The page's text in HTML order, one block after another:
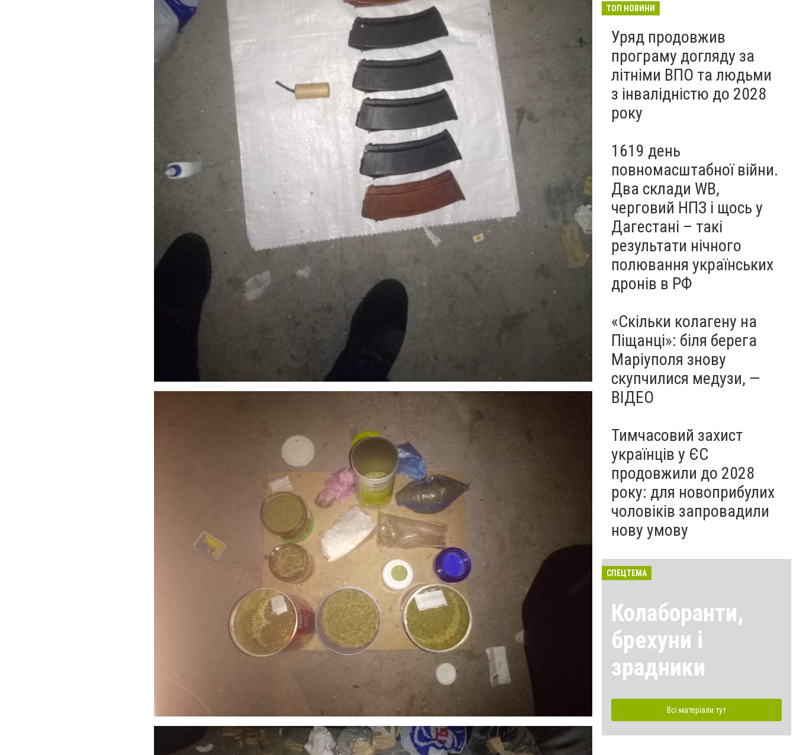
"Птахи Одіна" оприлюднили
бойової роботи, - ВІДЕО
20:54
5 серпня
ТОП НОВИНИ
Уряд продовжив
програму догляду за
літніми ВПО та людьми
з інвалідністю до 2028
року
1619 день
повномасштабної війни.
Два склади WB,
черговий НПЗ і щось у
Дагестані – такі
результати нічного
полювання українських
дронів в РФ
«Скільки колагену на
Піщанці»: біля берега
Маріуполя знову
скупчилися медузи, —
ВІДЕО
Тимчасовий захист
українців у ЄС
продовжили до 2028
року: для новоприбулих
чоловіків запровадили
нову умову
СПЕЦТЕМА
Колаборанти,
брехуни і
зрадники
Всі матеріали тут